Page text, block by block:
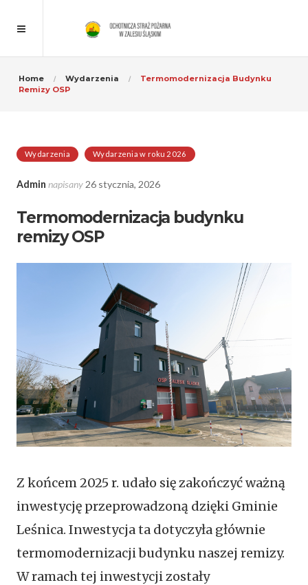
Home Wydarzenia
Termomodernizacja Budynku
Remizy OSP
Wydarzenia Wydarzenia w roku 2026
Admin napisany26 stycznia, 2026
Termomodernizacja budynku
remizy OSP
Z końcem 2025 r. udało się zakończyć ważną
inwestycję przeprowadzoną dzięki Gminie
Leśnica. Inwestycja ta dotyczyła głównie
termomodernizacji budynku naszej remizy.
W ramach tej inwestycji zostały